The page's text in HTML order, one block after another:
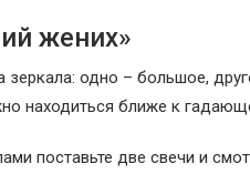
жених»
зеркала: одно – большое,
находиться ближе к
поставьте две свечи и